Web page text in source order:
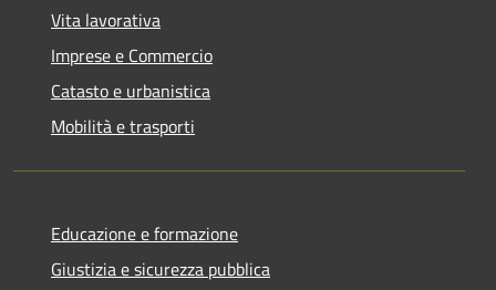
Vita lavorativa
Imprese e Commercio
Catasto e urbanistica
Mobilità e trasporti
Educazione e formazione
Giustizia e sicurezza pubblica